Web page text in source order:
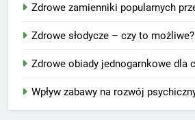
Zdrowe zamienniki popularnych
Zdrowe słodycze – czy to możliwe?
Zdrowe obiady jednogarnkowe dla
Wpływ zabawy na rozwój